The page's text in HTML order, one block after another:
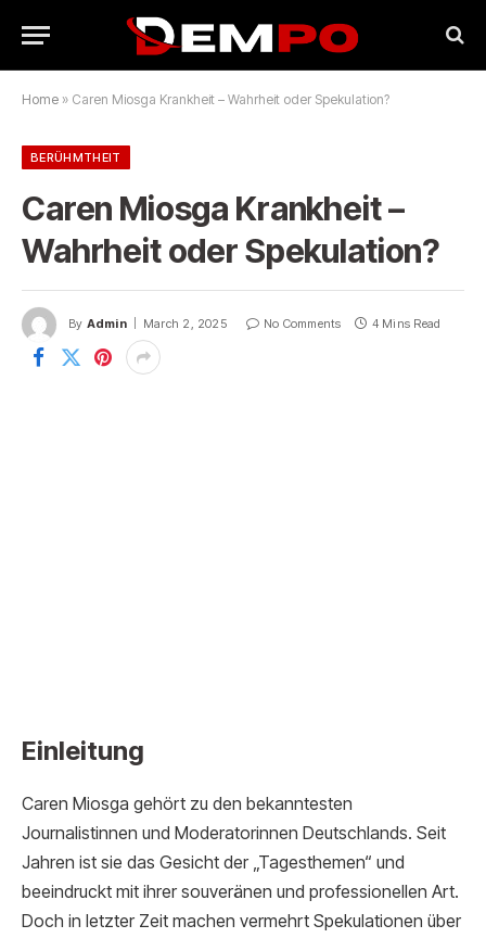
Home » Caren Miosga Krankheit – Wahrheit oder Spekulation?
BERÜHMTHEIT
Caren Miosga Krankheit –
Wahrheit oder Spekulation?
By Admin March 2, 2025 No Comments 4 Mins Read
Einleitung
Caren Miosga gehört zu den bekanntesten
Journalistinnen und Moderatorinnen Deutschlands. Seit
Jahren ist sie das Gesicht der „Tagesthemen“ und
beeindruckt mit ihrer souveränen und professionellen Art.
Doch in letzter Zeit machen vermehrt Spekulationen über